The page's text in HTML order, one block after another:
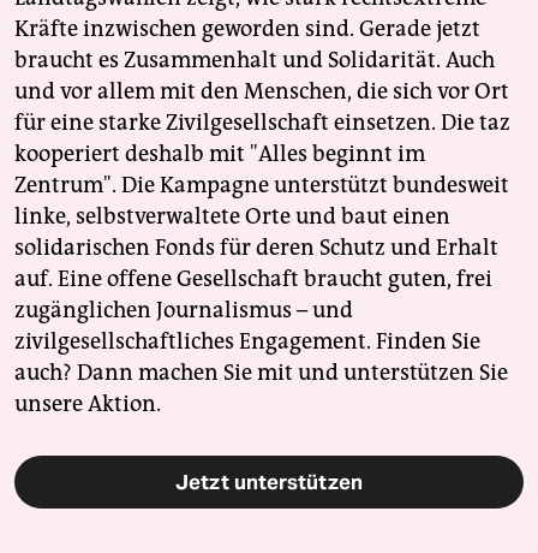
Kräfte inzwischen geworden sind. Gerade jetzt
braucht es Zusammenhalt und Solidarität. Auch
und vor allem mit den Menschen, die sich vor Ort
für eine starke Zivilgesellschaft einsetzen. Die taz
kooperiert deshalb mit "Alles beginnt im
Zentrum". Die Kampagne unterstützt bundesweit
linke, selbstverwaltete Orte und baut einen
solidarischen Fonds für deren Schutz und Erhalt
auf. Eine offene Gesellschaft braucht guten, frei
zugänglichen Journalismus – und
zivilgesellschaftliches Engagement. Finden Sie
auch? Dann machen Sie mit und unterstützen Sie
unsere Aktion.
Jetzt unterstützen